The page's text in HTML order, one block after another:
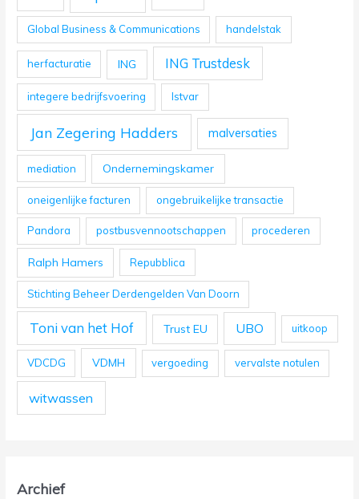
Global Business & Communications handelstak
herfacturatie ING ING Trustdesk
integere bedrijfsvoering Istvar
Jan Zegering Hadders malversaties
mediation Ondernemingskamer
oneigenlijke facturen ongebruikelijke transactie
Pandora postbusvennootschappen procederen
Ralph Hamers Repubblica
Stichting Beheer Derdengelden Van Doorn
Toni van het Hof Trust EU UBO uitkoop
VDCDG VDMH vergoeding vervalste notulen
witwassen
Archief